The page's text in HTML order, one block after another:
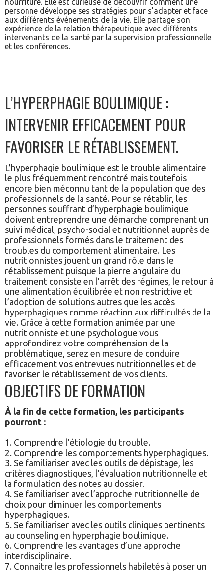
nourriture. Elle est curieuse de découvrir comment une
personne développe ses stratégies pour s’adapter et face
aux différents événements de la vie. Elle partage son
expérience de la relation thérapeutique avec différents
intervenants de la santé par la supervision professionnelle
et les conférences.
L’HYPERPHAGIE BOULIMIQUE :
INTERVENIR EFFICACEMENT POUR
FAVORISER LE RÉTABLISSEMENT.
L’hyperphagie boulimique est le trouble alimentaire
le plus fréquemment rencontré mais toutefois
encore bien méconnu tant de la population que des
professionnels de la santé. Pour se rétablir, les
personnes souffrant d’hyperphagie boulimique
doivent entreprendre une démarche comprenant un
suivi médical, psycho-social et nutritionnel auprès de
professionnels formés dans le traitement des
troubles du comportement alimentaire. Les
nutritionnistes jouent un grand rôle dans le
rétablissement puisque la pierre angulaire du
traitement consiste en l’arrêt des régimes, le retour à
une alimentation équilibrée et non restrictive et
l’adoption de solutions autres que les accès
hyperphagiques comme réaction aux difficultés de la
vie. Grâce à cette formation animée par une
nutritionniste et une psychologue vous
approfondirez votre compréhension de la
problématique, serez en mesure de conduire
efficacement vos entrevues nutritionnelles et de
favoriser le rétablissement de vos clients.
OBJECTIFS DE FORMATION
À la fin de cette formation, les participants
pourront :
1. Comprendre l’étiologie du trouble.
2. Comprendre les comportements hyperphagiques.
3. Se familiariser avec les outils de dépistage, les
critères diagnostiques, l’évaluation nutritionnelle et
la formulation des notes au dossier.
4. Se familiariser avec l’approche nutritionnelle de
choix pour diminuer les comportements
hyperphagiques.
5. Se familiariser avec les outils cliniques pertinents
au counseling en hyperphagie boulimique.
6. Comprendre les avantages d’une approche
interdisciplinaire.
7. Connaitre les professionnels habiletés à poser un